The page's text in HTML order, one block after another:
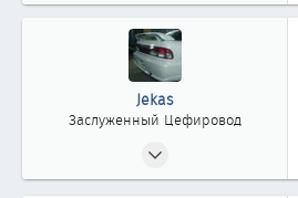
Jekas
Заслуженный Цефировод
1 047